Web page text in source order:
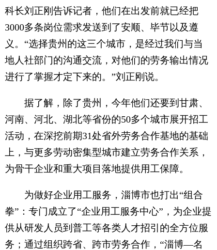
科长刘正刚告诉记者，他们在出发前就已经把
3000多条岗位需求发送到了安顺、毕节以及遵
义。“选择贵州的这三个城市，是经过我们与当
地人社部门的沟通交流，对他们的劳务输出情况
进行了掌握才定下来的。”刘正刚说。
据了解，除了贵州，今年他们还要到甘肃、
河南、河北、湖北等省份的50多个城市展开招工
活动，在深挖前期31处省外劳务合作基地的基础
上，与更多劳动密集型城市建立劳务合作关系，
为骨干企业和重大项目落地提供用工保障。
为做好企业用工服务，淄博市也打出“组合
拳”：专门成立了“企业用工服务中心”，为企业提
供从研发人员到普工等各类人才招引的全方位服
务；通过组织跨省、跨市劳务合作，“淄博—名